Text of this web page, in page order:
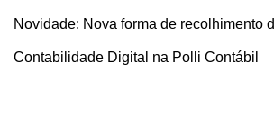
Novidade: Nova forma de recolhimento
Contabilidade Digital na Polli Contábil